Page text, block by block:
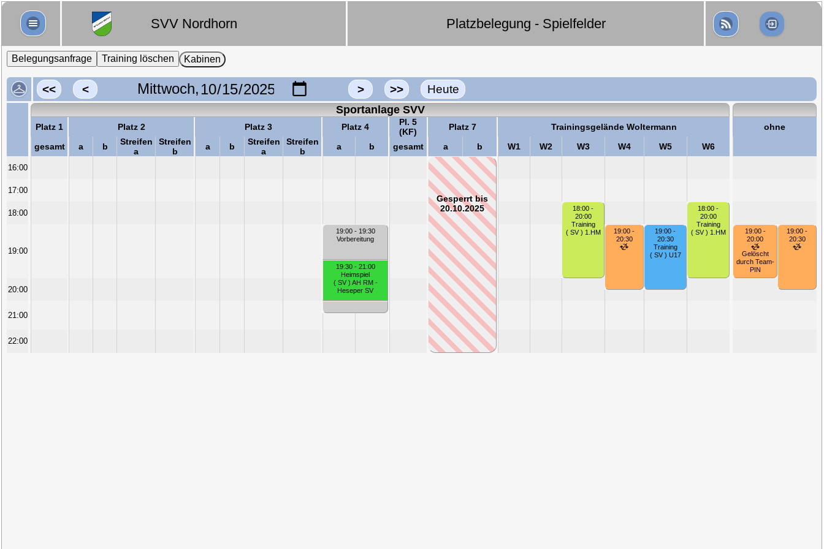
SVV Nordhorn Platzbelegung - Spielfelder
Belegungsanfrage Training löschen Kabinen
<< < Mittwoch, > >> Heute
Sportanlage SVV
Platz 1 Platz 2 Platz 3 Platz 4
Pl. 5
(KF)
Platz 7 Trainingsgelände Woltermann
ohne
gesamt
a b
Streifen
a
Streifen
b
a b
Streifen
a
Streifen
b
a b gesamt a b W1 W2 W3 W4 W5 W6
16:00
Gesperrt bis
20.10.2025
17:00
18:00
18:00 -
20:00
Training
( SV ) 1.HM
18:00 -
20:00
Training
( SV ) 1.HM
19:00
19:00 - 19:30
Vorbereitung
19:00 -
20:30
19:00 -
20:30
Training
( SV ) U17
19:00 -
20:00
Gelöscht
durch Team-
PIN
19:00 -
20:30
19:30 - 21:00
Heimspiel
( SV ) AH RM -
Heseper SV
20:00
21:00
22:00